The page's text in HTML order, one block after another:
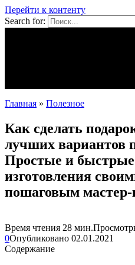
Перейти к контенту
Search for:
Главная » Полезное
Как сделать
лучших вариантов
Простые и
изготовления
пошаговым мастер-
Время чтения 28 мин.
0Опубликовано 02.01.2021
Содержание